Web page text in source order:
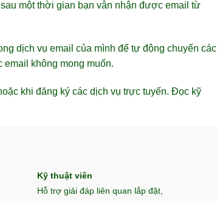
một thời gian bạn vẫn nhận được email từ
dịch vụ email của mình để tự động chuyển các
không mong muốn.
khi đăng ký các dịch vụ trực tuyến. Đọc kỹ
Kỹ thuật viên
Hỗ trợ giải đáp liên quan lắp đặt,